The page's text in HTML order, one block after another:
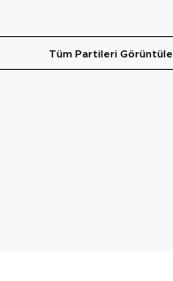
Tüm Partileri Görüntüle